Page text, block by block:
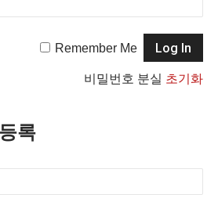
Remember Me
비밀번호 분실 초기화
록